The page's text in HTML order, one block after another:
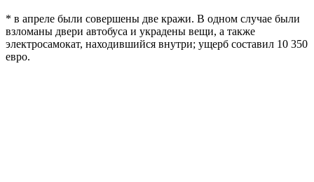
* в апреле были совершены две кражи. В одном случае были
взломаны двери автобуса и украдены вещи, а также
электросамокат, находившийся внутри; ущерб составил 10 350
евро.